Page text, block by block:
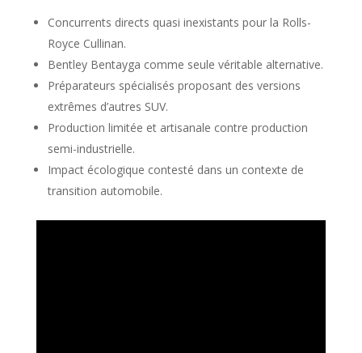
Concurrents directs quasi inexistants pour la Rolls-
Royce Cullinan.
Bentley Bentayga comme seule véritable alternative.
Préparateurs spécialisés proposant des versions
extrêmes d’autres SUV.
Production limitée et artisanale contre production
semi-industrielle.
Impact écologique contesté dans un contexte de
transition automobile.